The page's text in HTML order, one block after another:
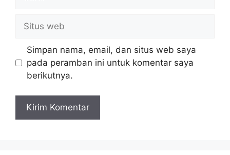
Simpan nama, email, dan situs web saya
pada peramban ini untuk komentar saya
berikutnya.